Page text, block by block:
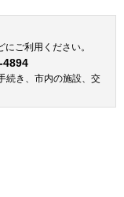
ご利用ください。
4894
続き、市内の施設、交